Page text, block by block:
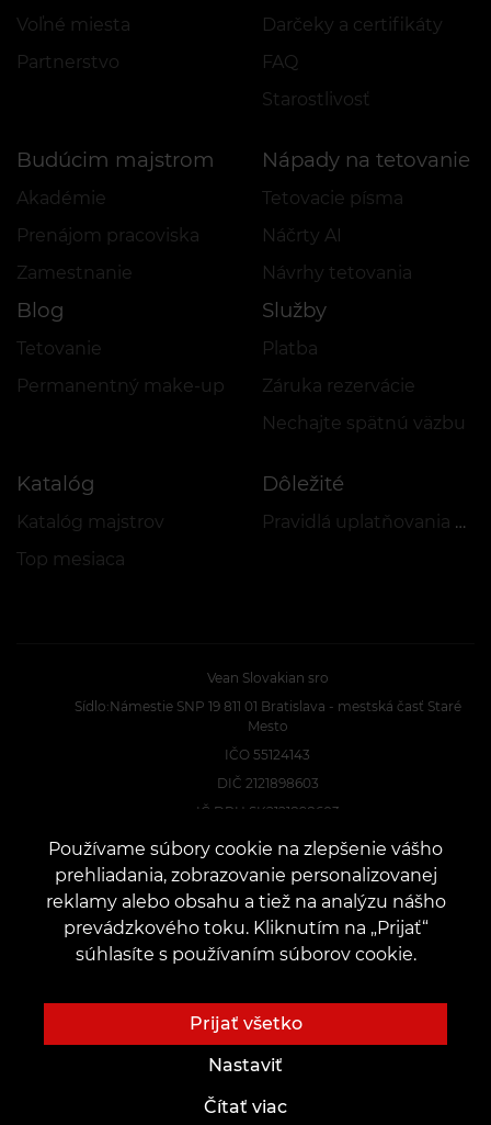
Voľné miesta
Partnerstvo
Darčeky a certifikáty
FAQ
Starostlivosť
Budúcim majstrom
Akadémie
Prenájom pracoviska
Zamestnanie
Nápady na tetovanie
Tetovacie písma
Náčrty AI
Návrhy tetovania
Blog
Tetovanie
Permanentný make-up
Služby
Platba
Záruka rezervácie
Nechajte spätnú väzbu
Katalóg
Katalóg majstrov
Top mesiaca
Dôležité
Pravidlá uplatňovania akcií a VEAN COINS
Vean Slovakian sro
Sídlo:Námestie SNP 19 811 01 Bratislava - mestská časť Staré
Mesto
IČO 55124143
DIČ 2121898603
IČ DPH SK2121898603
Konateľ Miron Malcsiczki
KONTAKTY
Kontaktujte nás:customers@vean-tattoo.sk
Spolupráca: marketing.veantattoo@gmail.com
Sťažnosti a návrhy:complaints@vean-tattoo.com
Používame súbory cookie na zlepšenie vášho
prehliadania, zobrazovanie personalizovanej
reklamy alebo obsahu a tiež na analýzu nášho
prevádzkového toku. Kliknutím na „Prijať“
súhlasíte s používaním súborov cookie.
Prijať všetko
Nastaviť
Čítať viac